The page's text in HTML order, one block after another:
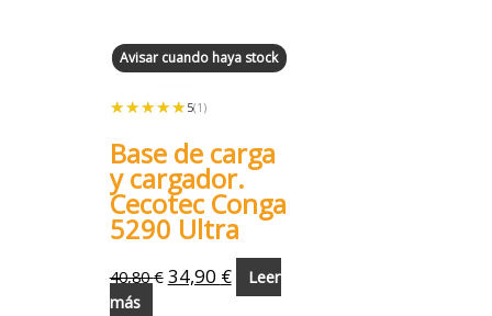
Avisar cuando haya stock
★★★★★
★★★★★ 5(1)
Base de carga
y cargador.
Cecotec Conga
5290 Ultra
40,80€ 34,90 €
Leer
más